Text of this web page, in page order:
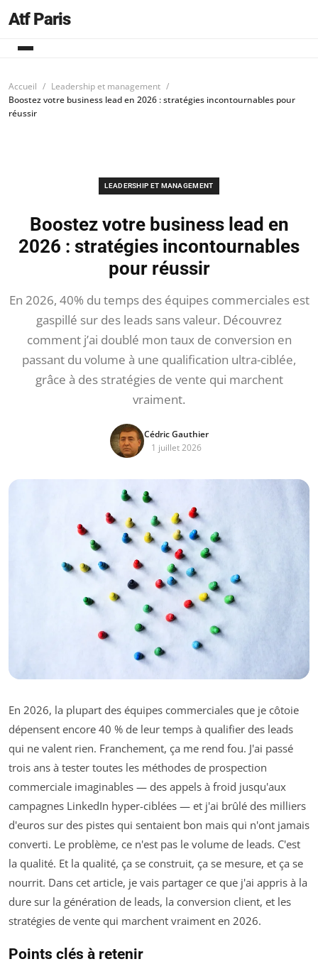
Atf Paris
Accueil
Leadership et management
Boostez votre business lead en 2026 : stratégies incontournables pour
réussir
LEADERSHIP ET MANAGEMENT
Boostez votre business lead en
2026 : stratégies incontournables
pour réussir
En 2026, 40% du temps des équipes commerciales est
gaspillé sur des leads sans valeur. Découvrez
comment j’ai doublé mon taux de conversion en
passant du volume à une qualification ultra-ciblée,
grâce à des stratégies de vente qui marchent
vraiment.
Cédric Gauthier
1 juillet 2026
En 2026, la plupart des équipes commerciales que je côtoie
dépensent encore 40 % de leur temps à qualifier des leads
qui ne valent rien. Franchement, ça me rend fou. J'ai passé
trois ans à tester toutes les méthodes de prospection
commerciale imaginables — des appels à froid jusqu'aux
campagnes LinkedIn hyper-ciblées — et j'ai brûlé des milliers
d'euros sur des pistes qui sentaient bon mais qui n'ont jamais
converti. Le problème, ce n'est pas le volume de leads. C'est
la qualité. Et la qualité, ça se construit, ça se mesure, et ça se
nourrit. Dans cet article, je vais partager ce que j'ai appris à la
dure sur la génération de leads, la conversion client, et les
stratégies de vente qui marchent vraiment en 2026.
Points clés à retenir